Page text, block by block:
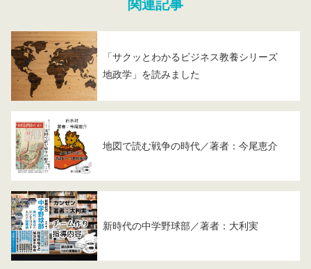
関連記事
「サクッとわかるビジネス教養シリーズ
地政学」を読みました
地図で読む戦争の時代／著者：今尾恵介
新時代の中学野球部／著者：大利実